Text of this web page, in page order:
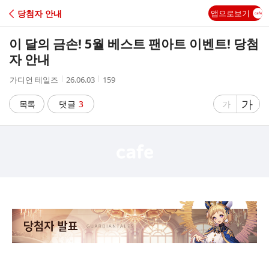
C
A
당첨자 안내 앱으로보기
이 달의 금손! 5월 베스트 팬아트 이벤트! 당첨
자 안내
작
자
가디언 테일즈
작
시
간
26.06.03
조
159
목록 댓글 3
글
가
글
자
가